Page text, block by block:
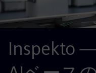
Inspekto